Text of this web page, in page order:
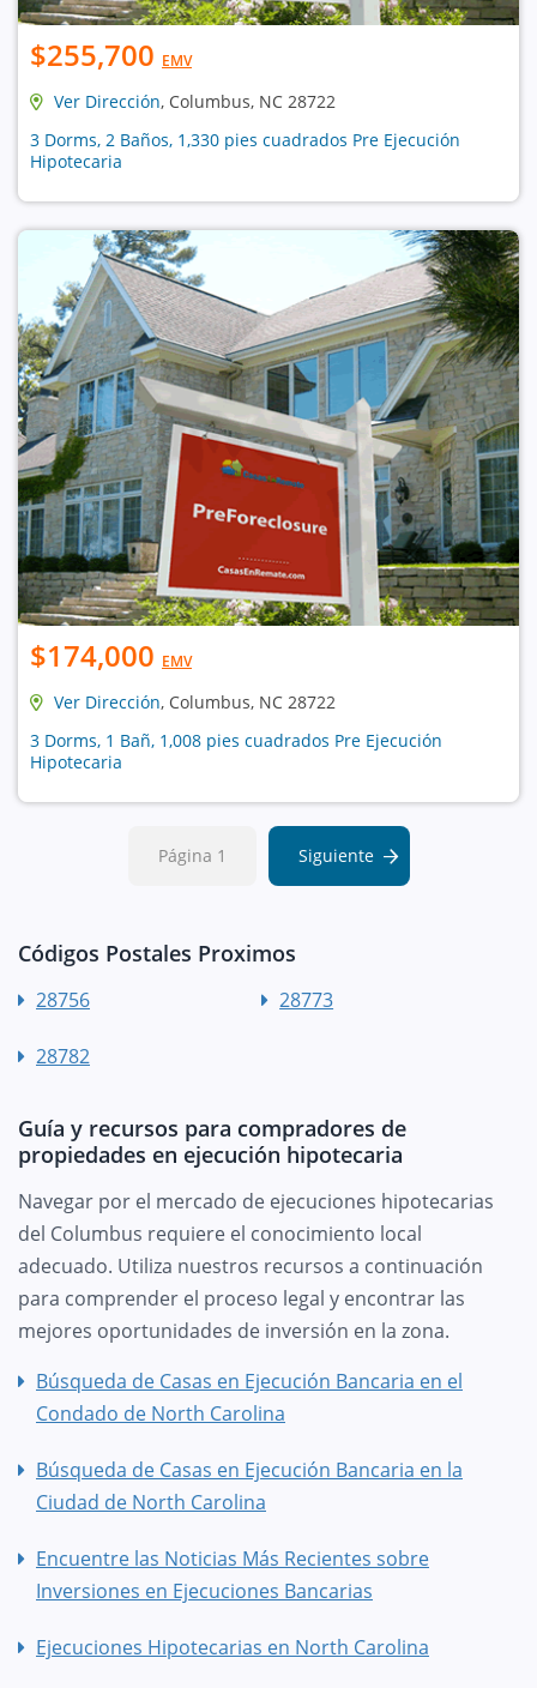
$255,700 EMV
Ver Dirección, Columbus, NC 28722
3 Dorms, 2 Baños, 1,330 pies cuadrados Pre Ejecución
Hipotecaria
$174,000 EMV
Ver Dirección, Columbus, NC 28722
3 Dorms, 1 Bañ, 1,008 pies cuadrados Pre Ejecución
Hipotecaria
Página 1 Siguiente
Códigos Postales Proximos
28756 28773
28782
Guía y recursos para compradores de
propiedades en ejecución hipotecaria
Navegar por el mercado de ejecuciones hipotecarias
del Columbus requiere el conocimiento local
adecuado. Utiliza nuestros recursos a continuación
para comprender el proceso legal y encontrar las
mejores oportunidades de inversión en la zona.
Búsqueda de Casas en Ejecución Bancaria en el
Condado de North Carolina
Búsqueda de Casas en Ejecución Bancaria en la
Ciudad de North Carolina
Encuentre las Noticias Más Recientes sobre
Inversiones en Ejecuciones Bancarias
Ejecuciones Hipotecarias en North Carolina